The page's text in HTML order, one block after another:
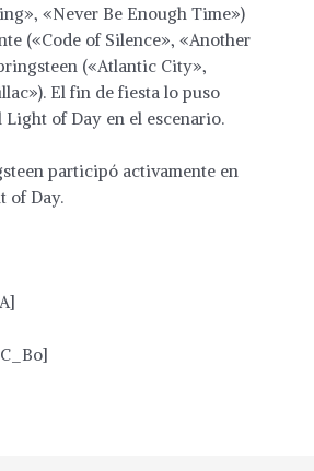
«Never Be Enough Time»)
(«Code of Silence», «Another
(«Atlantic City»,
El fin de fiesta lo puso
of Day en el escenario.
participó activamente en
of Day.